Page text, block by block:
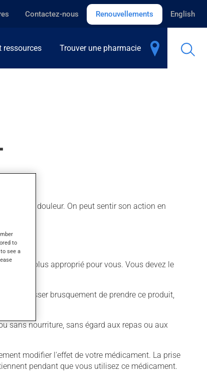
Contactez-nous Renouvellements English
ressources Trouver une pharmacie
pour la douleur. On peut sentir son action en
qui est plus approprié pour vous. Vous devez le
de cesser brusquement de prendre ce produit,
sans nourriture, sans égard aux repas ou aux
modifier l'effet de votre médicament. La prise
pendant que vous utilisez ce médicament.
to
see a